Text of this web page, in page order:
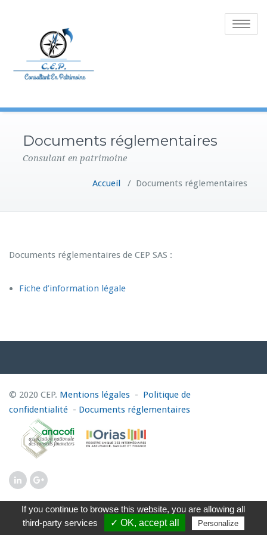
Toggle
Documents réglementaires
Consulant en patrimoine
Accueil / Documents réglementaires
Documents réglementaires de CEP SAS :
Fiche d’information légale
© 2020 CEP. Mentions légales - Politique de
confidentialité - Documents réglementaires
If you continue to browse this website, you are allowing all
third-party services
✓ OK, accept all Personalize